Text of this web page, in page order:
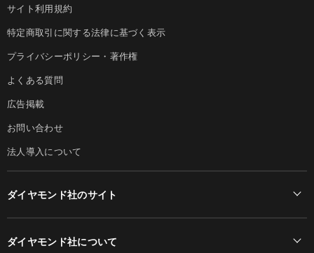
サイト利用規約
特定商取引に関する法律に基づく表示
プライバシーポリシー・著作権
よくある質問
広告掲載
お問い合わせ
法人導入について
ダイヤモンド社のサイト
ダイヤモンド社について